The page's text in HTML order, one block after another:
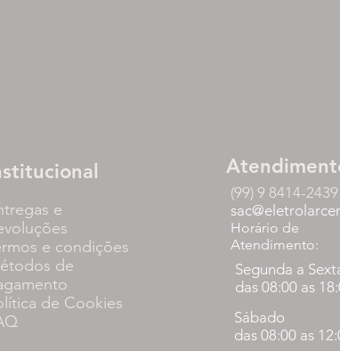
e
e condições
de
de Cookies
(99) 9 8414-2439
Horário de
Atendimento:
Segunda a
das 08:00 as
Sábado
das 08:00 as